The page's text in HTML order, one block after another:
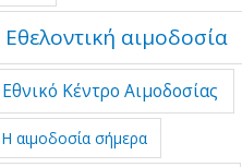
Εθελοντική αιμοδοσία
Εθνικό Κέντρο Αιμοδοσίας
Η αιμοδοσία σήμερα